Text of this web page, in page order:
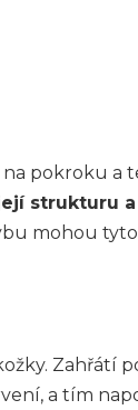
pokroku a
strukturu
mohou
Zahřátí
a tím